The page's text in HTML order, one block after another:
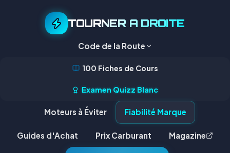
TOURNER A DROITE
Code de la Route
100 Fiches de Cours
Examen Quizz Blanc
Moteurs à Éviter Fiabilité Marque
Guides d'Achat Prix Carburant Magazine